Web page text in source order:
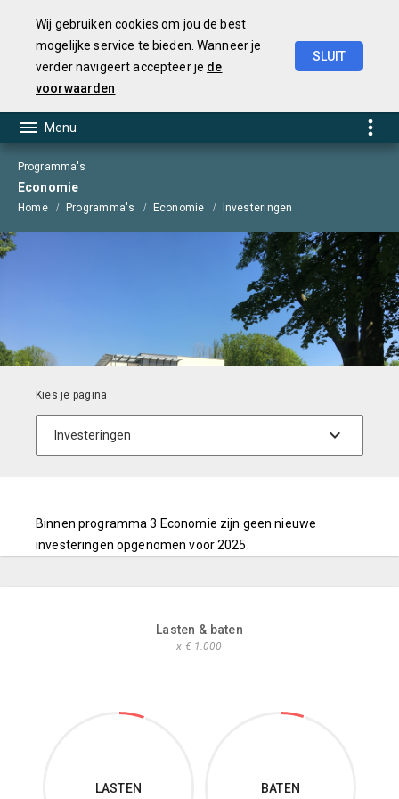
Wij gebruiken cookies om jou de best
mogelijke service te bieden. Wanneer je
verder navigeert accepteer je de
voorwaarden
SLUIT
Programma's
Economie
Home Programma's Economie Investeringen
Binnen programma 3 Economie zijn geen nieuwe
investeringen opgenomen voor 2025.
Lasten & baten
x € 1.000
LASTEN BATEN